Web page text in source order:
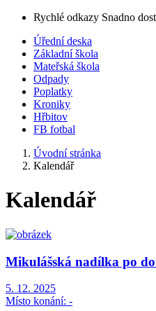
Rychlé odkazy Snadno
Úřední deska
Základní škola
Mateřská škola
Odpady
Poplatky
Kroniky
Hřbitov
FB fotbal
Úvodní stránka
Kalendář
Kalendář
Mikulášská nadílka po
5. 12. 2025
Místo konání: -